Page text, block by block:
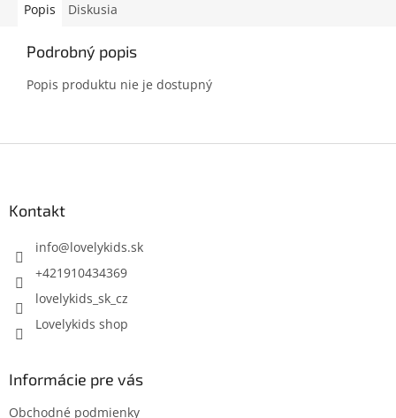
Popis Diskusia
Podrobný popis
Popis produktu nie je dostupný
Kontakt
info@lovelykids.sk
+421910434369
lovelykids_sk_cz
Lovelykids shop
Informácie pre vás
Obchodné podmienky